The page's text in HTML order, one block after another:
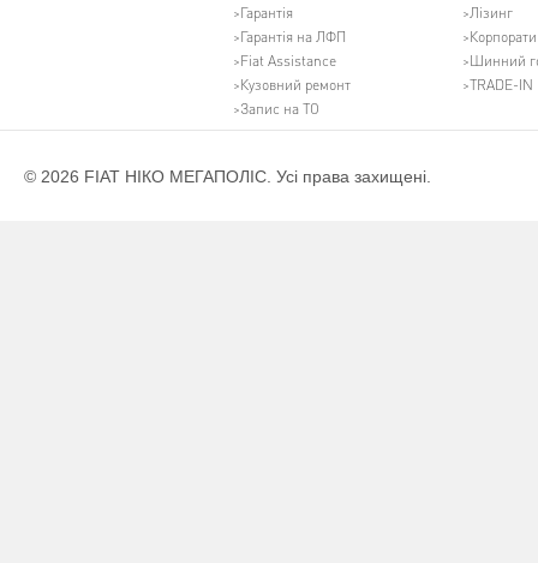
Гарантія
Гарантія на ЛФП
Fiat Assistance
Кузовний ремонт
Запис на ТО
Лізинг
Шинний
TRADE-IN
© 2026 FIAT НІКО МЕГАПОЛІС. Усі права захищені.